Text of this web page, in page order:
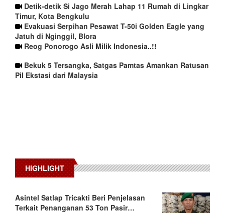
Detik-detik Si Jago Merah Lahap 11 Rumah di Lingkar
Timur, Kota Bengkulu
Evakuasi Serpihan Pesawat T-50i Golden Eagle yang
Jatuh di Nginggil, Blora
Reog Ponorogo Asli Milik Indonesia..!!
Bekuk 5 Tersangka, Satgas Pamtas Amankan Ratusan
Pil Ekstasi dari Malaysia
HIGHLIGHT
Asintel Satlap Tricakti Beri Penjelasan
Terkait Penanganan 53 Ton Pasir…